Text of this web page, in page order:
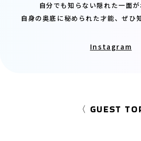
自分でも知らない隠れた一面が
自身の奥底に秘められた才能、ぜひ
Instagram
〈 GUEST